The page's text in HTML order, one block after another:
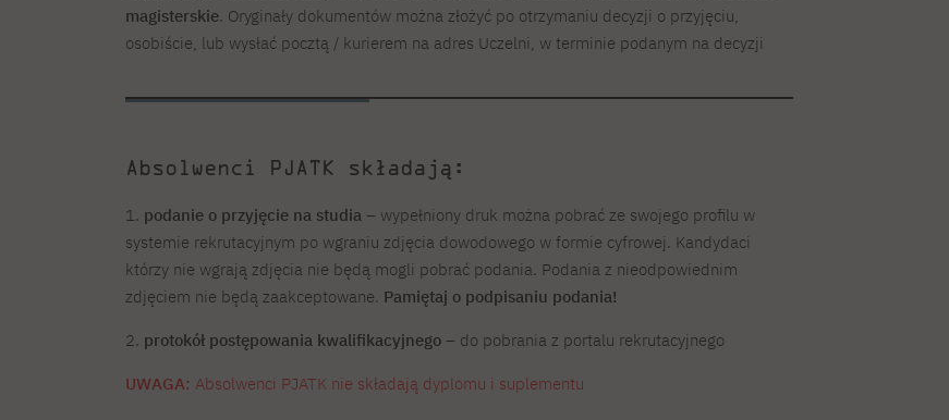
magisterskie. Oryginały dokumentów można złożyć po otrzymaniu decyzji o przyjęciu,
osobiście, lub wysłać pocztą / kurierem na adres Uczelni, w terminie podanym na decyzji
Absolwenci PJATK składają:
1. podanie o przyjęcie na studia – wypełniony druk można pobrać ze swojego profilu w
systemie rekrutacyjnym po wgraniu zdjęcia dowodowego w formie cyfrowej. Kandydaci
którzy nie wgrają zdjęcia nie będą mogli pobrać podania. Podania z nieodpowiednim
zdjęciem nie będą zaakceptowane. Pamiętaj o podpisaniu podania!
2. protokół postępowania kwalifikacyjnego – do pobrania z portalu rekrutacyjnego
UWAGA: Absolwenci PJATK nie składają dyplomu i suplementu